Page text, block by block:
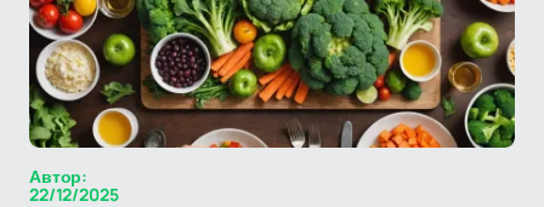
Автор:
22/12/2025